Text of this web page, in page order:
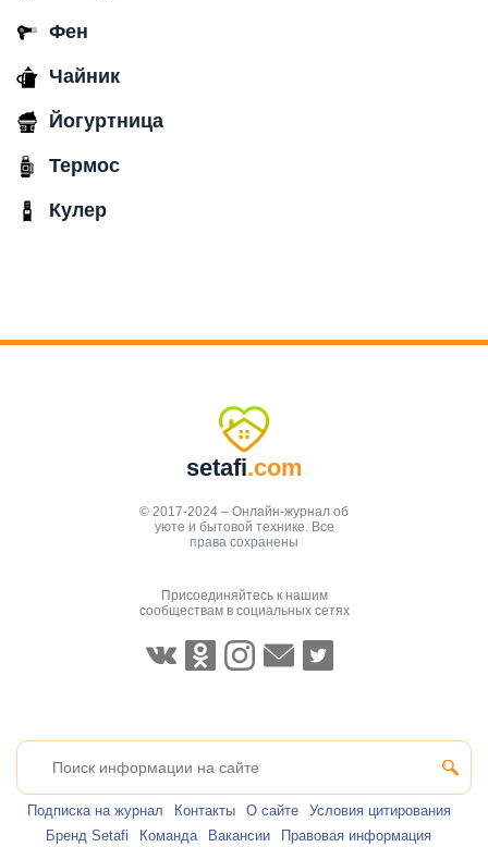
Фен
Чайник
Йогуртница
Термос
Кулер
setafi.com
© 2017-2024 – Онлайн-журнал об
уюте и бытовой технике. Все
права сохранены
Присоединяйтесь к нашим
сообществам в социальных сетях
Подписка на журнал Контакты О сайте
Условия цитирования
Бренд Setafi
Команда Вакансии Правовая информация